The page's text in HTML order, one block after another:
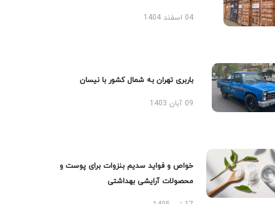
04 اسفند 1404
باربری تهران به شمال کشور با نیسان
09 آبان 1403
خواص و فواید سدیم بنزوات برای پوست و
محصولات آرایشی بهداشتی